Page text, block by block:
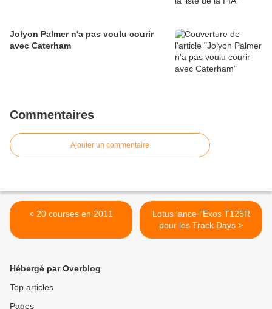
Jolyon Palmer n'a pas voulu courir
avec Caterham
Commentaires
Ajouter un commentaire
< 20 courses en 2011
Lotus lance l'Exos T125R
pour les Track Days >
Hébergé par Overblog
Top articles
Pages